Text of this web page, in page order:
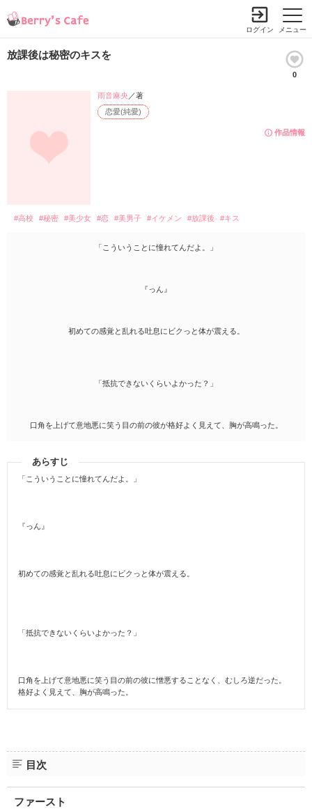
メニュー
ログイン
放課後は秘密のキスを
0
作品情報
恋愛(純愛)
雨音麻央 ／著
#高校 #秘密 #美少女 #恋 #美男子 #イケメン #放課後 #キス
「こういうことに憧れてんだよ。」
『っん』
初めての感覚と乱れる吐息にビクっと体が震える。
「抵抗できないくらいよかった？」
口角を上げて意地悪に笑う目の前の彼が格好よく見えて、胸が高鳴った。
あらすじ
「こういうことに憧れてんだよ。」
『っん』
初めての感覚と乱れる吐息にビクっと体が震える。
「抵抗できないくらいよかった？」
口角を上げて意地悪に笑う目の前の彼に憎悪することなく、むしろ逆だった。
格好よく見えて、胸が高鳴った。
目次
ファースト